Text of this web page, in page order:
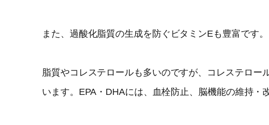
また、過酸化脂質の生成を防ぐビタミンEも豊富です。
脂質やコレステロールも多いのですが、コレステロー
います。EPA・DHAには、血栓防止、脳機能の維持・